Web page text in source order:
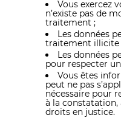
Vous exercez
n’existe pas de
traitement ;
Les données
traitement illicite
Les données
pour respecter
Vous êtes
peut ne pas
nécessaire pour
à la constatation,
droits en justice.